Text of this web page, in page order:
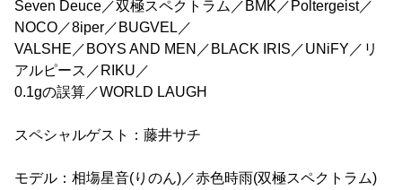
Seven Deuce／双極スペクトラム／BMK／Poltergeist／
NOCO／8iper／BUGVEL／
VALSHE／BOYS AND MEN／BLACK IRIS／UNiFY／リ
アルピース／RIKU／
0.1gの誤算／WORLD LAUGH
スペシャルゲスト：藤井サチ
モデル：相塲星音(りのん)／赤色時雨(双極スペクトラム)